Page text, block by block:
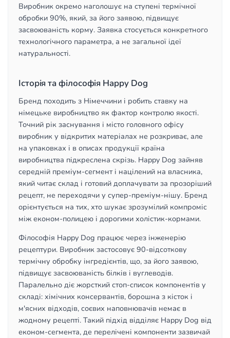
Виробник окремо наголошує на ступені термічної
обробки 90%, який, за його заявою, підвищує
засвоюваність корму. Заявка стосується конкретного
технологічного параметра, а не загальної ідеї
натуральності.
Історія та філософія Happy Dog
Бренд походить з Німеччини і робить ставку на
німецьке виробництво як фактор контролю якості.
Точний рік заснування і місто головного офісу
виробник у відкритих матеріалах не розкриває, але
на упаковках і в описах продукції країна
виробництва підкреслена скрізь. Happy Dog зайняв
середній преміум-сегмент і націлений на власника,
який читає склад і готовий доплачувати за прозоріший
рецепт, не переходячи у супер-преміум-нішу. Бренд
орієнтується на тих, хто шукає зрозумілий компроміс
між економ-полицею і дорогими холістик-кормами.
Філософія Happy Dog працює через інженерію
рецептури. Виробник застосовує 90-відсоткову
термічну обробку інгредієнтів, що, за його заявою,
підвищує засвоюваність білків і вуглеводів.
Паралельно діє жорсткий стоп-список компонентів у
складі: хімічних консервантів, борошна з кісток і
м'ясних відходів, соєвих наповнювачів немає в
жодному рецепті. Такий підхід відділяє Happy Dog від
економ-сегмента, де перелічені компоненти зазвичай